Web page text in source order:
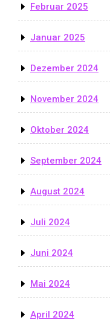
Februar 2025
Januar 2025
Dezember 2024
November 2024
Oktober 2024
September 2024
August 2024
Juli 2024
Juni 2024
Mai 2024
April 2024